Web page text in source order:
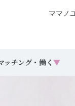
ママノ
ッチング・働く ▼